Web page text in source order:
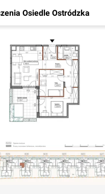
Osiedle Ostródzka